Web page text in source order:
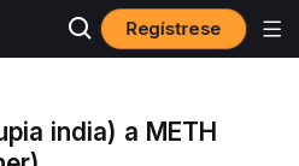
Regístrese
india) a METH